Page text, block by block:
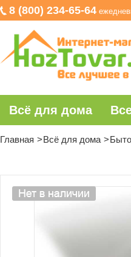
8 (800) 234-65-64
Всё для дома
Главная Всё для дома